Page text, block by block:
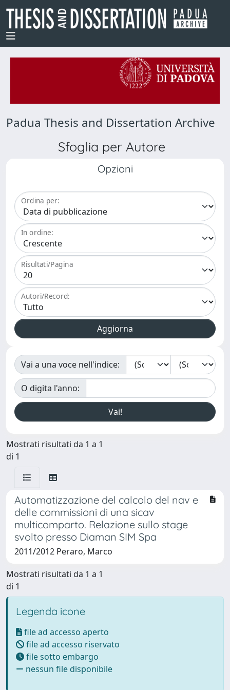
Padua Thesis and Dissertation Archive
Sfoglia per Autore
Opzioni
Ordina per:
In ordine:
Risultati/Pagina
Autori/Record:
Vai a una voce nell'indice:
O digita l'anno:
Mostrati risultati da 1 a 1
di 1
Automatizzazione del calcolo del nav e
delle commissioni di una sicav
multicomparto. Relazione sullo stage
svolto presso Diaman SIM Spa
2011/2012 Peraro, Marco
Mostrati risultati da 1 a 1
di 1
Legenda icone
file ad accesso aperto
file ad accesso riservato
file sotto embargo
nessun file disponibile